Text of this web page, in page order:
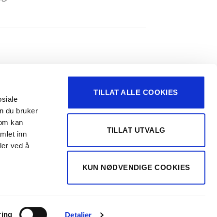
du bruker
kan
inn
ved å
Detaljer
TILLAT ALLE COOKIES
TILLAT UTVALG
KUN NØDVENDIGE COOKIES